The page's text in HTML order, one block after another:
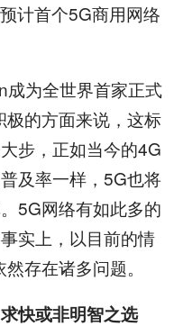
计首个5G商用网络
为全世界首家正式
的方面来说，这标
步，正如当今的4G
及率一样，5G也将
5G网络有如此多的
实上，以目前的情
存在诸多问题。
快或非明智之选